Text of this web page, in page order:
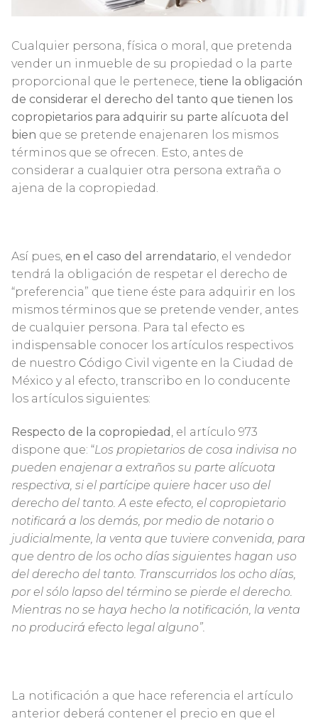
Cualquier persona, física o moral, que pretenda
vender un inmueble de su propiedad o la parte
proporcional que le pertenece, tiene la obligación
de considerar el derecho del tanto que tienen los
copropietarios para adquirir su parte alícuota del
bien que se pretende enajenaren los mismos
términos que se ofrecen. Esto, antes de
considerar a cualquier otra persona extraña o
ajena de la copropiedad.
Así pues, en el caso del arrendatario , el vendedor
tendrá la obligación de respetar el derecho de
“preferencia” que tiene éste para adquirir en los
mismos términos que se pretende vender, antes
de cualquier persona. Para tal efecto es
indispensable conocer los artículos respectivos
de nuestro Código Civil vigente en la Ciudad de
México y al efecto, transcribo en lo conducente
los artículos siguientes:
Respecto de la copropiedad , el artículo 973
dispone que: “Los propietarios de cosa indivisa no
pueden enajenar a extraños su parte alícuota
respectiva, si el partícipe quiere hacer uso del
derecho del tanto. A este efecto, el copropietario
notificará a los demás, por medio de notario o
judicialmente, la venta que tuviere convenida, para
que dentro de los ocho días siguientes hagan uso
del derecho del tanto. Transcurridos los ocho días,
por el sólo lapso del término se pierde el derecho.
Mientras no se haya hecho la notificación, la venta
no producirá efecto legal alguno”.
La notificación a que hace referencia el artículo
anterior deberá contener el precio en que el